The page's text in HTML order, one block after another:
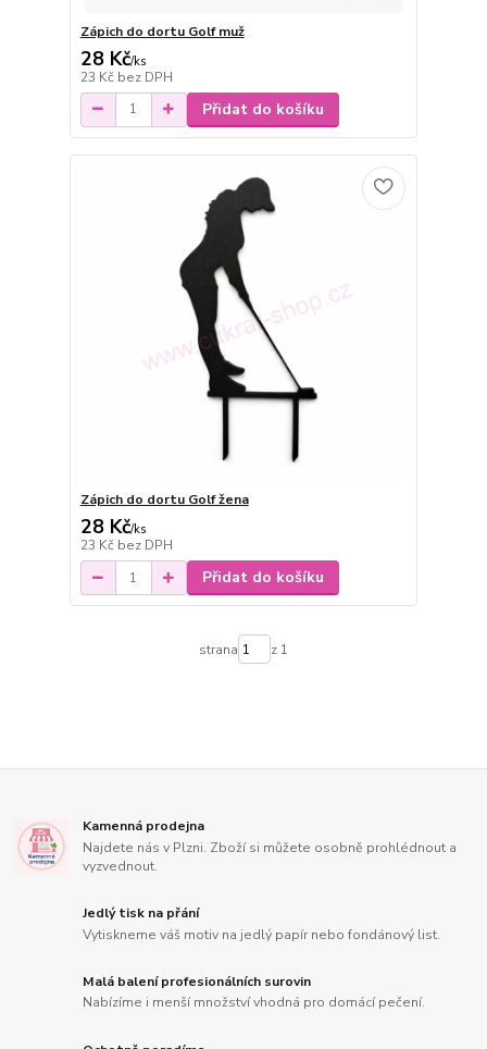
Zápich do dortu Golf muž
28 Kč/ks
23 Kč bez DPH
Přidat do košíku
Zápich do dortu Golf žena
28 Kč/ks
23 Kč bez DPH
Přidat do košíku
strana z 1
Kamenná prodejna
Najdete nás v Plzni. Zboží si můžete osobně prohlédnout a
vyzvednout.
Jedlý tisk na přání
Vytiskneme váš motiv na jedlý papír nebo fondánový list.
Malá balení profesionálních surovin
Nabízíme i menší množství vhodná pro domácí pečení.